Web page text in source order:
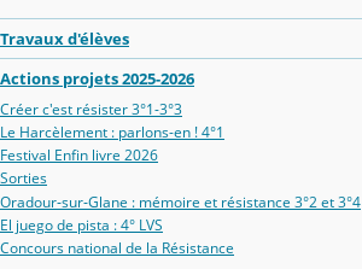
Travaux d'élèves
Actions projets 2025-2026
Créer c'est résister 3°1-3°3
Le Harcèlement : parlons-en ! 4°1
Festival Enfin livre 2026
Sorties
Oradour‑sur‑Glane : mémoire et résistance 3°2 et 3°4
El juego de pista : 4° LVS
Concours national de la Résistance